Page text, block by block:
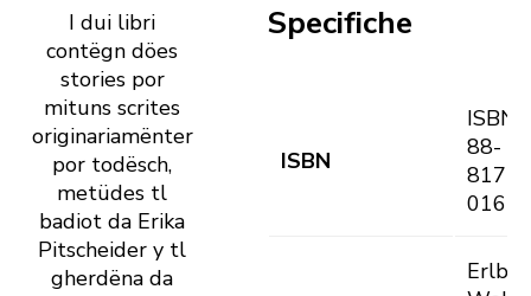
I dui libri
contëgn döes
stories por
mituns scrites
originariamënter
por todësch,
metüdes tl
badiot da Erika
Pitscheider y tl
gherdëna da
Specifiche
ISBN
ISBN
88-
8171-
016-1